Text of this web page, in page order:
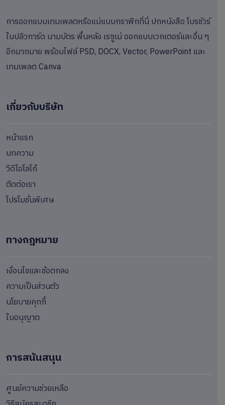
การออกแบบเทมเพลตหรือแม่แบบกราฟิกที่นี่ ปกหนังสือ โบรชัวร์
ใบปลิวการ์ด นามบัตร พื้นหลัง เรซูเม่ ออกแบบเวกเตอร์และอื่น ๆ
อีกมากมาย พร้อมไฟล์ PSD, DOCX, Vector, PowerPoint และ
เทมเพลต Canva
เกี่ยวกับบริษัท
หน้าแรก
บทความ
วีดีโอโลโก้
ติดต่อเรา
โปรโมชั่นพิเศษ
ทางกฎหมาย
เงื่อนไขและข้อตกลง
ความเป็นส่วนตัว
นโยบายคุกกี้
ใบอนุญาต
การสนันสนุน
ศูนย์ความช่วยเหลือ